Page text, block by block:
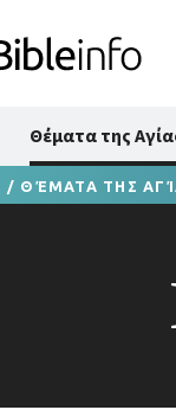
Θέματα της
/ ΘΈΜΑΤΑ ΤΗΣ